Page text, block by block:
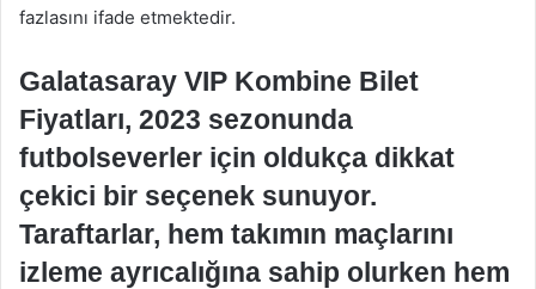
fazlasını ifade etmektedir.
Galatasaray VIP Kombine Bilet
Fiyatları, 2023 sezonunda
futbolseverler için oldukça dikkat
çekici bir seçenek sunuyor.
Taraftarlar, hem takımın maçlarını
izleme ayrıcalığına sahip olurken hem